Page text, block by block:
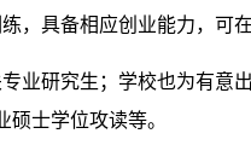
，具备相应创业能力，可
业研究生；学校也为有意
士学位攻读等。